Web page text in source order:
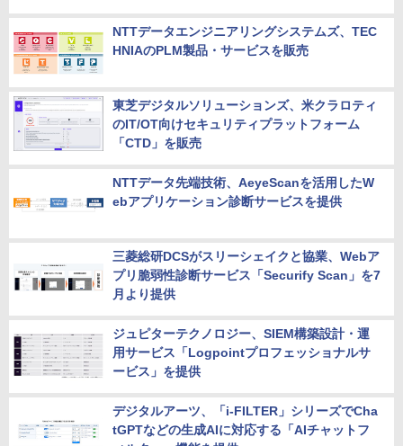
NTTデータエンジニアリングシステムズ、TEC
HNIAのPLM製品・サービスを販売
東芝デジタルソリューションズ、米クラロティ
のIT/OT向けセキュリティプラットフォーム
「CTD」を販売
NTTデータ先端技術、AeyeScanを活用したW
ebアプリケーション診断サービスを提供
三菱総研DCSがスリーシェイクと協業、Webア
プリ脆弱性診断サービス「Securify Scan」を7
月より提供
ジュピターテクノロジー、SIEM構築設計・運
用サービス「Logpointプロフェッショナルサ
ービス」を提供
デジタルアーツ、「i-FILTER」シリーズでCha
tGPTなどの生成AIに対応する「AIチャットフ